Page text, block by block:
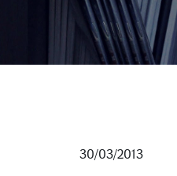
30/03/2013